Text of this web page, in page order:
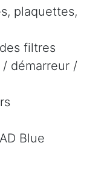
plaquettes,
filtres
démarreur /
Blue